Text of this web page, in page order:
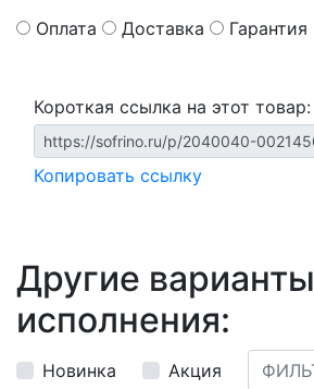
Оплата Доставка Гарантия
Короткая ссылка на этот товар:
Копировать ссылку
Другие варианты
исполнения:
Новинка
Акция